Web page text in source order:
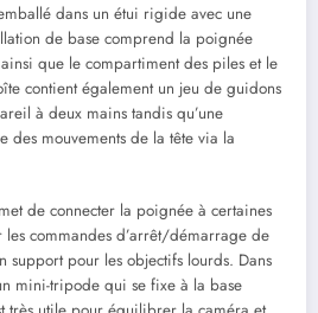
dans un étui rigide avec une
de base comprend la poignée
que le compartiment des piles et le
contient également un jeu de guidons
à deux mains tandis qu’une
des mouvements de la tête via la
de connecter la poignée à certaines
commandes d’arrêt/démarrage de
support pour les objectifs lourds. Dans
mini-tripode qui se fixe à la base